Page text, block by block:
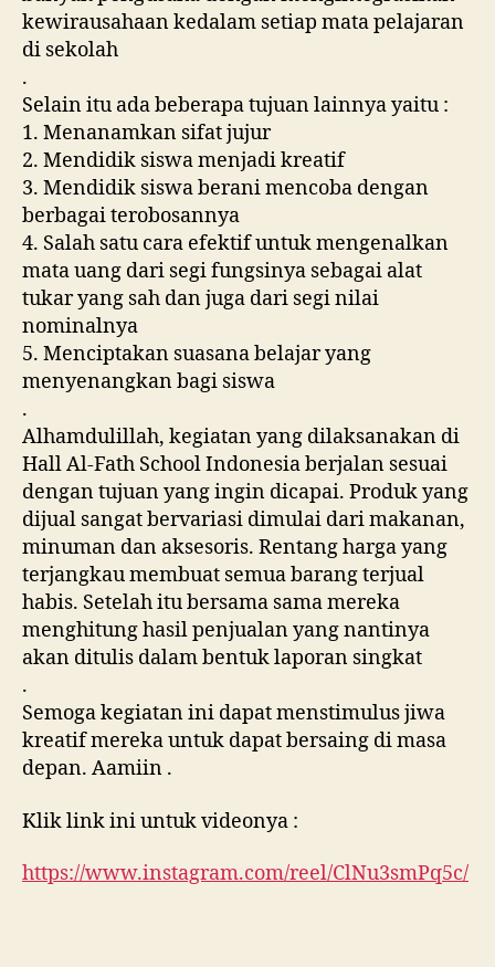
kewirausahaan kedalam setiap mata pelajaran
di sekolah
.
Selain itu ada beberapa tujuan lainnya yaitu :
1. Menanamkan sifat jujur
2. Mendidik siswa menjadi kreatif
3. Mendidik siswa berani mencoba dengan
berbagai terobosannya
4. Salah satu cara efektif untuk mengenalkan
mata uang dari segi fungsinya sebagai alat
tukar yang sah dan juga dari segi nilai
nominalnya
5. Menciptakan suasana belajar yang
menyenangkan bagi siswa
.
Alhamdulillah, kegiatan yang dilaksanakan di
Hall Al-Fath School Indonesia berjalan sesuai
dengan tujuan yang ingin dicapai. Produk yang
dijual sangat bervariasi dimulai dari makanan,
minuman dan aksesoris. Rentang harga yang
terjangkau membuat semua barang terjual
habis. Setelah itu bersama sama mereka
menghitung hasil penjualan yang nantinya
akan ditulis dalam bentuk laporan singkat
.
Semoga kegiatan ini dapat menstimulus jiwa
kreatif mereka untuk dapat bersaing di masa
depan. Aamiin .
Klik link ini untuk videonya :
https://www.instagram.com/reel/ClNu3smPq5c/